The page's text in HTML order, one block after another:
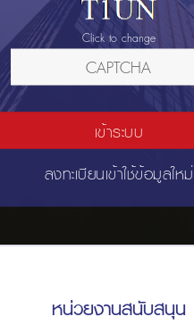
Click to change
เข้าระบบ
ลงทะเบียนเข้าใช้ข้อมูลใหม่
หน่วยงานสนับสนุน